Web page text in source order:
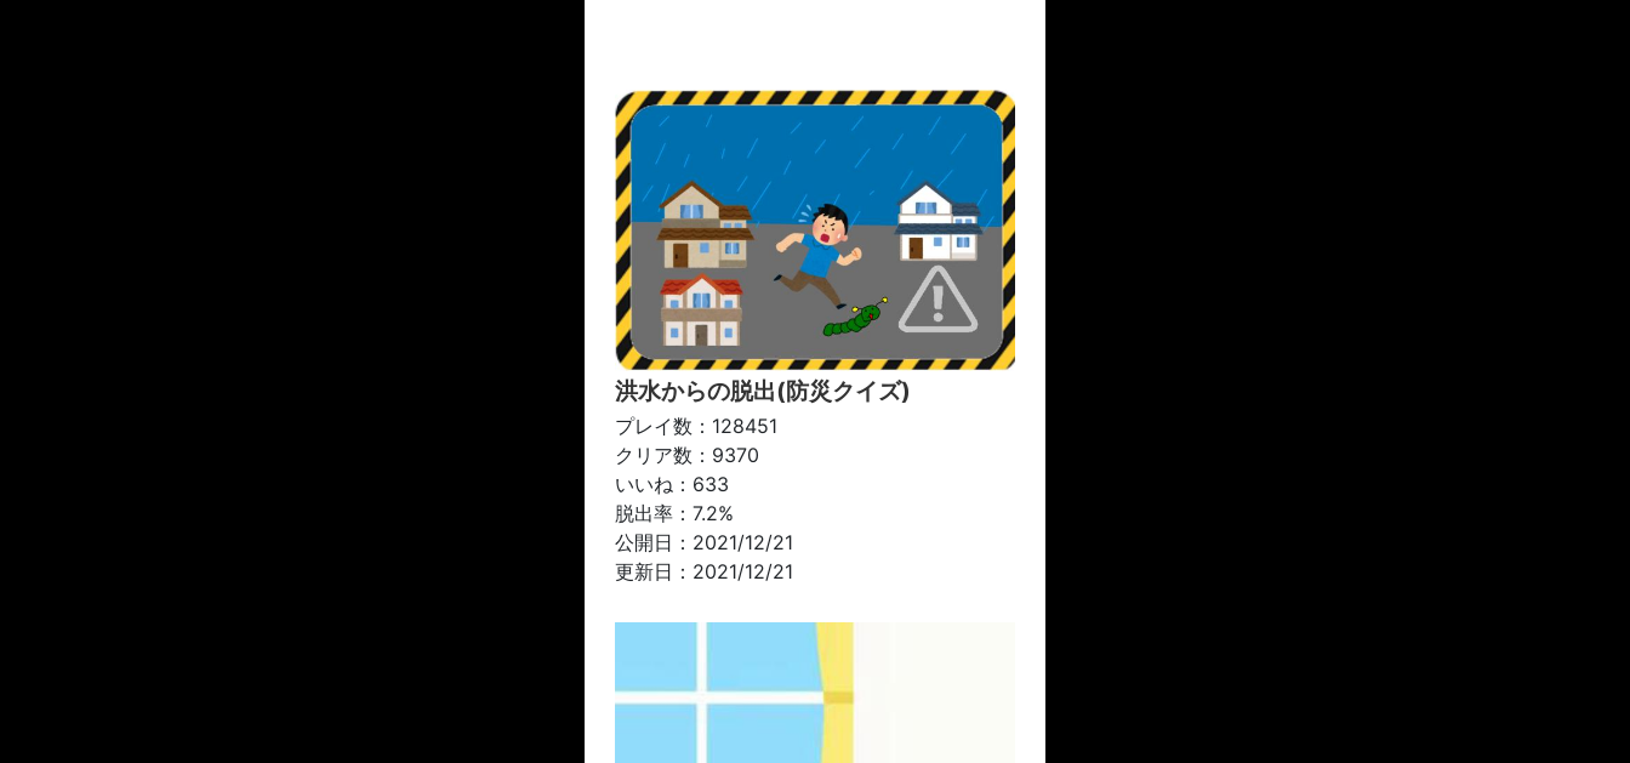
洪水からの脱出(防災クイズ)
プレイ数：128451
クリア数：9370
いいね：633
脱出率：7.2%
公開日：2021/12/21
更新日：2021/12/21